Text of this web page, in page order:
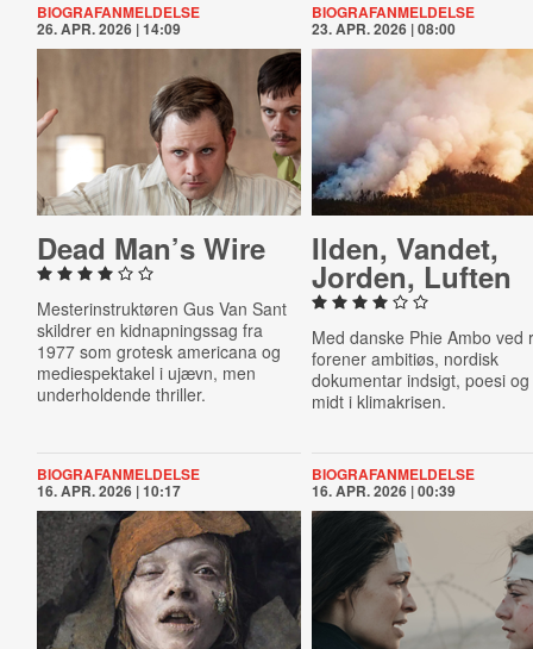
BIOGRAFANMELDELSE
26. APR. 2026 | 14:09
Dead Man’s Wire
Mesterinstruktøren Gus Van Sant
skildrer en kidnapningssag fra
1977 som grotesk americana og
mediespektakel i ujævn, men
underholdende thriller.
BIOGRAFANMELDELSE
23. APR. 2026 | 08:00
Ilden, Vandet,
Jorden, Luften
Med danske Phie Ambo ved
forener ambitiøs, nordisk
dokumentar indsigt, poesi
midt i klimakrisen.
BIOGRAFANMELDELSE
16. APR. 2026 | 10:17
BIOGRAFANMELDELSE
16. APR. 2026 | 00:39